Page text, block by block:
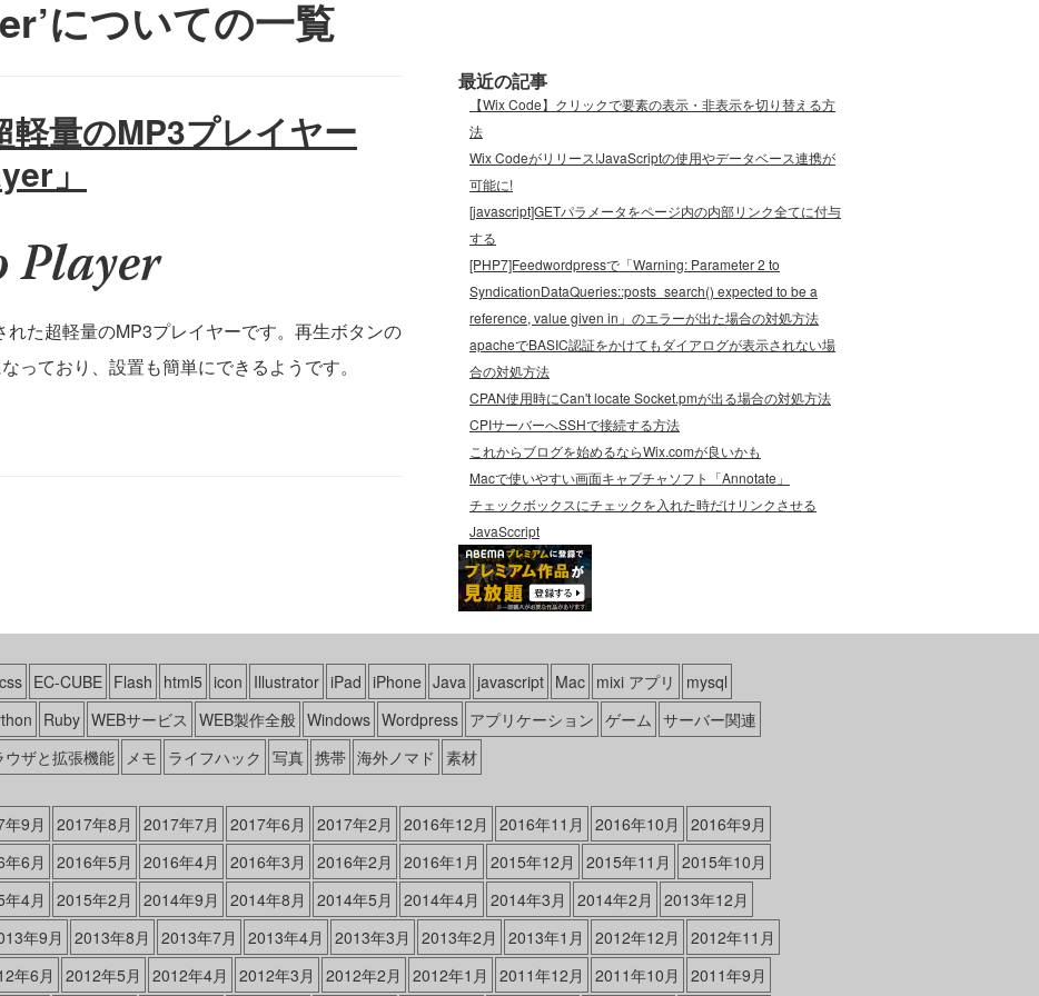
についての一覧
軽量のMP3プレイヤー
」
た超軽量のMP3プレイヤーです。再生ボタンの
っており、設置も簡単にできるようです。
最近の記事
【Wix Code】クリックで要素の表示・非表示を切り替える方
法
Wix Codeがリリース!JavaScriptの使用やデータベース連携が
可能に!
[javascript]GETパラメータをページ内の内部リンク全てに付与
する
[PHP7]Feedwordpressで「Warning: Parameter 2 to
SyndicationDataQueries::posts_search() expected to be a
reference, value given in」のエラーが出た場合の対処方法
apacheでBASIC認証をかけてもダイアログが表示されない場
合の対処方法
CPAN使用時にCan't locate Socket.pmが出る場合の対処方法
CPIサーバーへSSHで接続する方法
これからブログを始めるならWix.comが良いかも
Macで使いやすい画面キャプチャソフト「Annotate」
チェックボックスにチェックを入れた時だけリンクさせる
JavaSccript
css EC-CUBE Flash html5 icon Illustrator iPad iPhone Java javascript Mac mixi アプリ
mysql
Ruby WEBサービス WEB製作全般 Windows Wordpress アプリケーション ゲーム サーバー関連
ウザと拡張機能 メモ ライフハック 写真 携帯 海外ノマド 素材
9月 2017年8月 2017年7月 2017年6月 2017年2月 2016年12月 2016年11月 2016年10月
2016年9月
6月 2016年5月 2016年4月 2016年3月 2016年2月 2016年1月 2015年12月 2015年11月
2015年10月
4月 2015年2月 2014年9月 2014年8月 2014年5月 2014年4月 2014年3月 2014年2月
2013年12月
年9月 2013年8月 2013年7月 2013年4月 2013年3月 2013年2月 2013年1月 2012年12月
2012年11月
年6月 2012年5月 2012年4月 2012年3月 2012年2月 2012年1月 2011年12月 2011年10月 2011年9月